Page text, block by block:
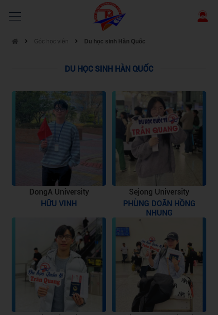
Góc học viên Du học sinh Hàn Quốc
DU HỌC SINH HÀN QUỐC
DongA University
HỮU VINH
Sejong University
PHÙNG DOÃN HỒNG
NHUNG